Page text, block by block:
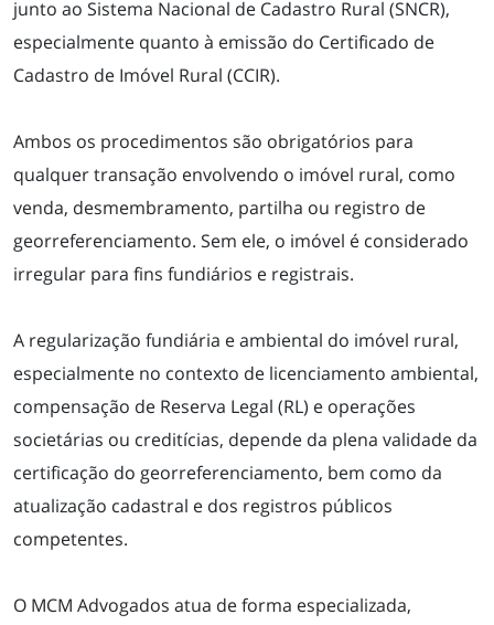
O ESCRITÓRIO
ÁREAS DE ATUAÇÃO
EQUIPE
NOTÍCIAS
CONTATO
junto ao Sistema Nacional de Cadastro Rural (SNCR),
especialmente quanto à emissão do Certificado de
Cadastro de Imóvel Rural (CCIR).
Ambos os procedimentos são obrigatórios para
qualquer transação envolvendo o imóvel rural, como
venda, desmembramento, partilha ou registro de
georreferenciamento. Sem ele, o imóvel é considerado
irregular para fins fundiários e registrais.
A regularização fundiária e ambiental do imóvel rural,
especialmente no contexto de licenciamento ambiental,
compensação de Reserva Legal (RL) e operações
societárias ou creditícias, depende da plena validade da
certificação do georreferenciamento, bem como da
atualização cadastral e dos registros públicos
competentes.
O MCM Advogados atua de forma especializada,